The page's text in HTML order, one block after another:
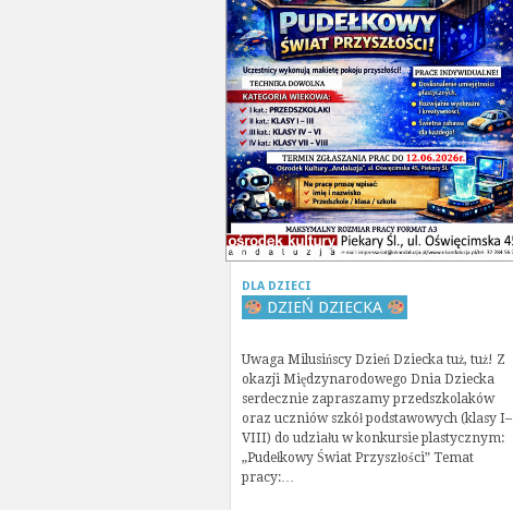
DLA DZIECI
DZIEŃ DZIECKA
Uwaga Milusińscy Dzień Dziecka tuż, tuż! Z
okazji Międzynarodowego Dnia Dziecka
serdecznie zapraszamy przedszkolaków
oraz uczniów szkół podstawowych (klasy I–
VIII) do udziału w konkursie plastycznym:
„Pudełkowy Świat Przyszłości” Temat
pracy:…